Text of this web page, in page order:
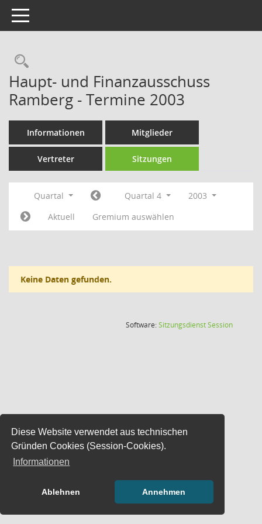
Diese Website verwendet aus technischen
Gründen Cookies (Session-Cookies).
Informationen
Ablehnen Annehmen
Toggle navigation
Rechercheauswahl
Haupt- und Finanzausschuss
Ramberg - Termine 2003
Informationen Mitglieder
Vertreter Sitzungen
Quartal Quartal 4
2003
Aktuell
Gremium auswählen
Keine Daten gefunden.
Software:SitzungsdienstSession(Wird in